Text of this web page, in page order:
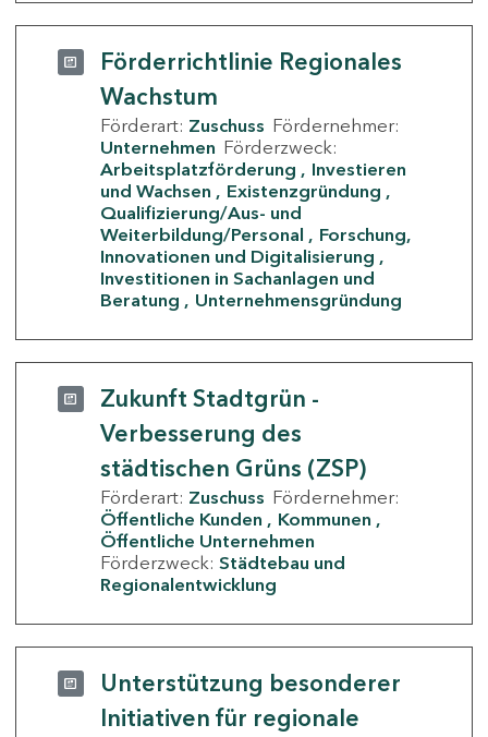
Förderrichtlinie Regionales
Wachstum
Förderart: Zuschuss Fördernehmer:
Unternehmen Förderzweck:
Arbeitsplatzförderung
Investieren
und Wachsen
Existenzgründung
Qualifizierung/Aus- und
Weiterbildung/Personal
Forschung,
Innovationen und Digitalisierung
Investitionen in Sachanlagen und
Beratung
Unternehmensgründung
Zukunft Stadtgrün -
Verbesserung des
städtischen Grüns (ZSP)
Förderart: Zuschuss Fördernehmer:
Öffentliche Kunden
Kommunen
Öffentliche Unternehmen
Förderzweck: Städtebau und
Regionalentwicklung
Unterstützung besonderer
Initiativen für regionale